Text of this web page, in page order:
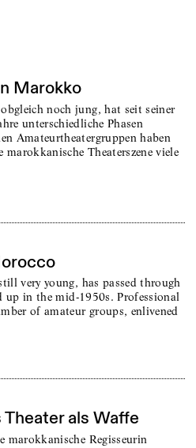
Marokko
noch jung, hat seit seiner
unterschiedliche Phasen
Amateurtheatergruppen haben
Theaterszene viele
very young, has passed through
up in the mid-1950s. Professional
of amateur groups, enlivened
als Waffe
marokkanische Regisseurin